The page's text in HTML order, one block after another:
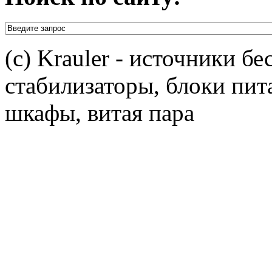
(c) Krauler - источники
стабилизаторы, блоки
шкафы, витая пара